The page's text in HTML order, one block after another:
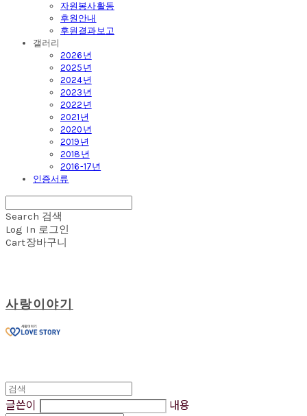
자원봉사활동
후원안내
후원결과보고
갤러리
2026년
2025년
2024년
2023년
2022년
2021년
2020년
2019년
2018년
2016-17년
인증서류
Search 검색
Log In 로그인
Cart장바구니
사랑이야기
글쓴이 내용